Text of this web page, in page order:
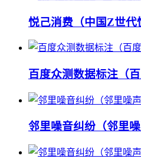
悦己消费（中国Z世代
百度众测数据标注（
邻里噪音纠纷（邻里噪